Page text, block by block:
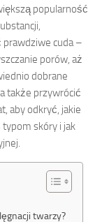
popularność
prawdziwe cuda –
porów, aż
dobrane
także przywrócić
aby odkryć, jakie
skóry i jak
twarzy?